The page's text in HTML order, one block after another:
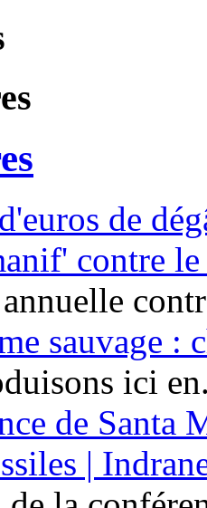
de
contre
sauvage :
ici
de Santa
|